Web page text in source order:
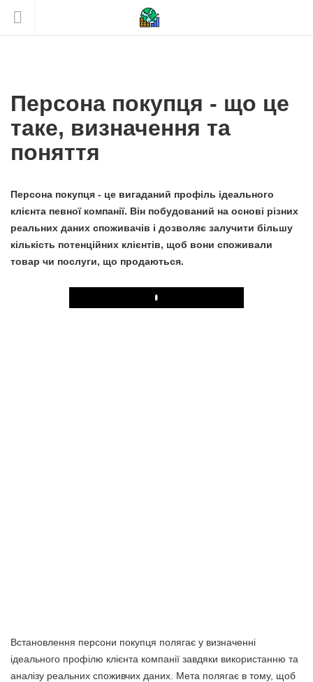
Персона покупця - що це
таке, визначення та
поняття
Персона покупця - це вигаданий профіль ідеального
клієнта певної компанії. Він побудований на основі різних
реальних даних споживачів і дозволяє залучити більшу
кількість потенційних клієнтів, щоб вони споживали
товар чи послуги, що продаються.
Play
Встановлення персони покупця полягає у визначенні
ідеального профілю клієнта компанії завдяки використанню та
аналізу реальних споживчих даних. Мета полягає в тому, щоб